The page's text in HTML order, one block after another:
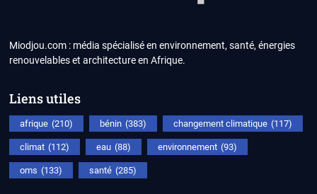
Miodjou.com : média spécialisé en environnement, santé, énergies
renouvelables et architecture en Afrique.
Liens utiles
afrique (210) bénin (383) changement climatique (117)
climat (112) eau (88) environnement (93)
oms (133) santé (285)